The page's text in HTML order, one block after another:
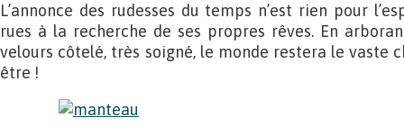
L’annonce des rudesses du temps n’est rien pour
rues à la recherche de ses propres rêves. En
velours côtelé, très soigné, le monde restera le vaste
être !